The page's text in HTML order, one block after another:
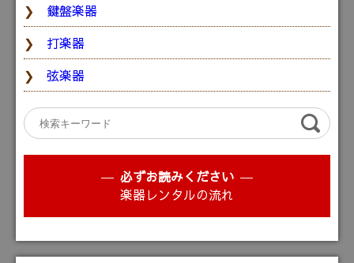
鍵盤楽器
打楽器
弦楽器
必ずお読みください
楽器レンタルの流れ